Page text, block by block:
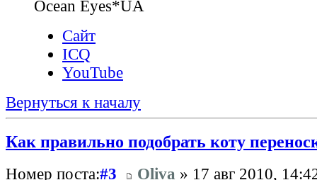
Ocean Eyes*UA
Сайт
ICQ
YouTube
Вернуться к началу
Как правильно подобрать коту
Номер поста:#3 Oliva » 17 авг 2010,